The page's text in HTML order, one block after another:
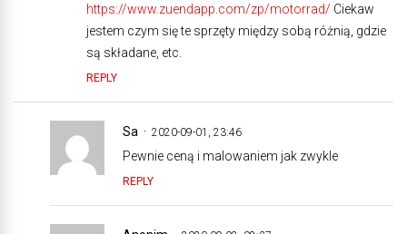
https://www.zuendapp.com/zp/motorrad/ Ciekaw
jestem czym się te sprzęty między sobą różnią, gdzie
są składane, etc.
REPLY
Sa 2020-09-01, 23:46
Pewnie ceną i malowaniem jak zwykle
REPLY